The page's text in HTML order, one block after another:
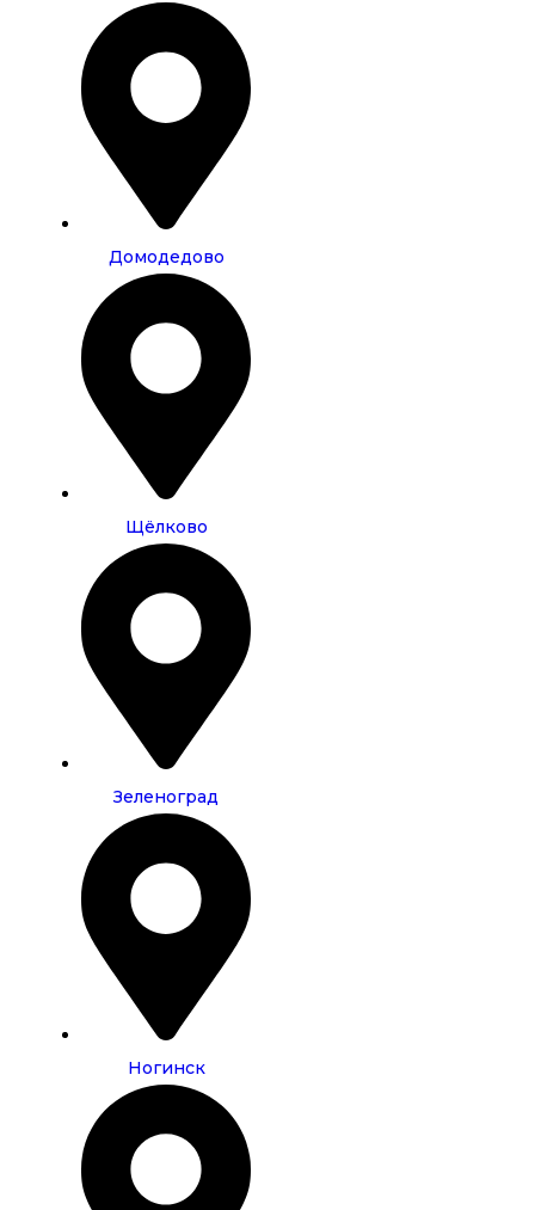
Домодедово
Щёлково
Зеленоград
Ногинск